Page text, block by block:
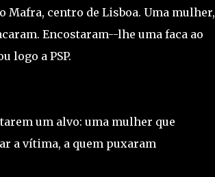
centro de Lisboa. Uma mulher,
Encostaram--lhe uma faca ao
logo a PSP.
um alvo: uma mulher que
a vítima, a quem puxaram